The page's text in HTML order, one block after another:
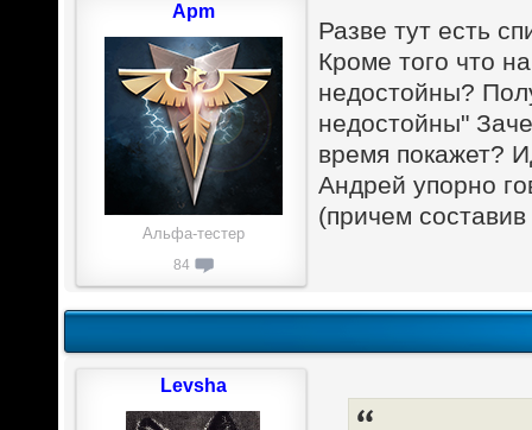
Разве тут есть
Кроме того что
недостойны?
недостойны"
время покажет?
Андрей упорно
(причем
Apm
Альфа-тестер
84
Levsha